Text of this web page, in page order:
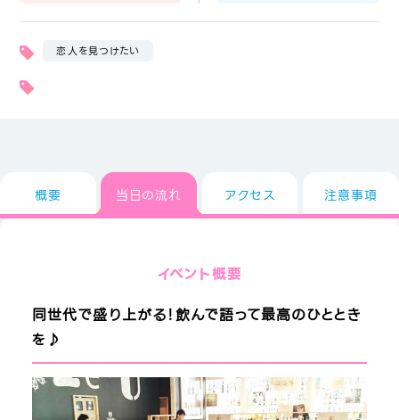
恋人を見つけたい
概要 当日の流れ アクセス 注意事項
イベント概要
同世代で盛り上がる！飲んで語って最高のひととき
を♪